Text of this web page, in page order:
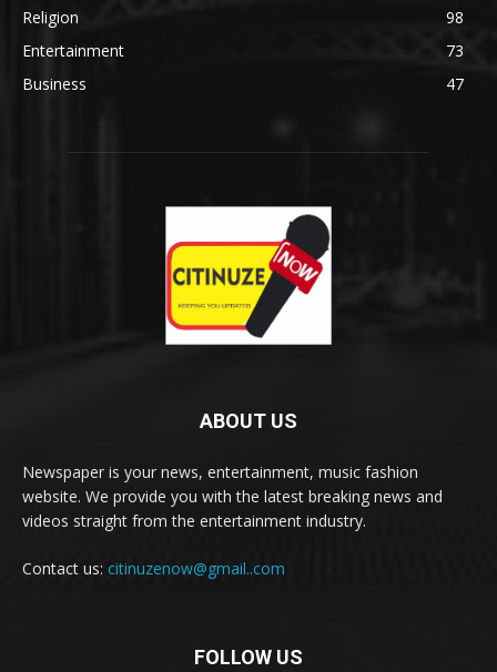
Religion
98
Entertainment
73
Business
47
ABOUT US
Newspaper is your news, entertainment, music fashion
website. We provide you with the latest breaking news and
videos straight from the entertainment industry.
Contact us: citinuzenow@gmail..com
FOLLOW US